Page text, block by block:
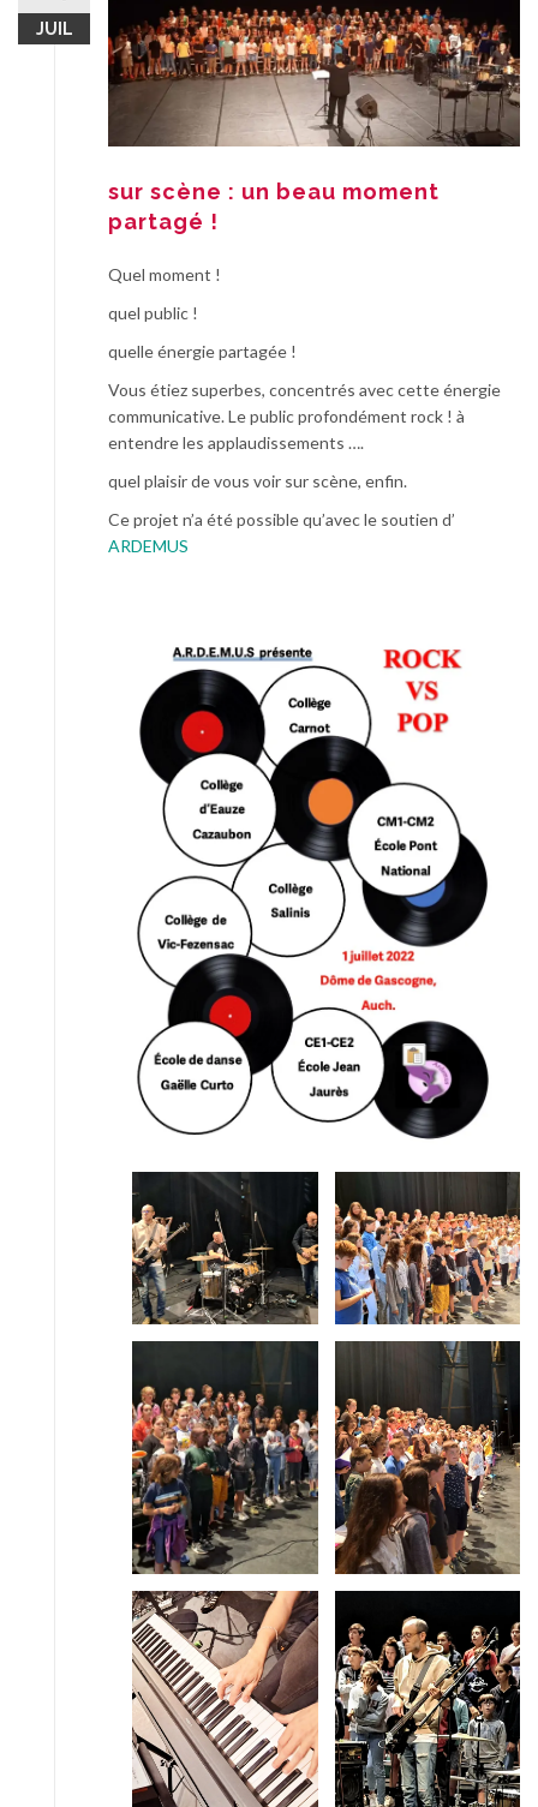
JUIL
sur scène : un beau moment
partagé !
Quel moment !
quel public !
quelle énergie partagée !
Vous étiez superbes, concentrés avec cette énergie
communicative. Le public profondément rock ! à
entendre les applaudissements ….
quel plaisir de vous voir sur scène, enfin.
Ce projet n’a été possible qu’avec le soutien d’
ARDEMUS